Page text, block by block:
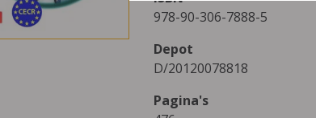
978-90-306-7888-5
Depot
D/20120078818
Pagina's